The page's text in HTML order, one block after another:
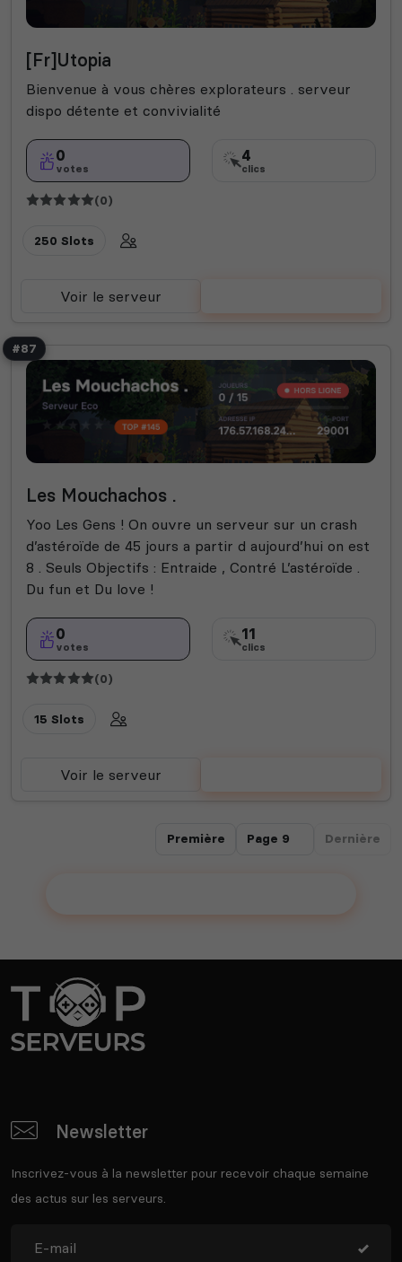
[Fr]Utopia
Bienvenue à vous chères explorateurs . serveur
dispo détente et convivialité
0
votes
4
clics
(0)
250 Slots
Voir le serveur
#87
Les Mouchachos .
Yoo Les Gens ! On ouvre un serveur sur un crash
d’astéroïde de 45 jours a partir d aujourd’hui on est
8 . Seuls Objectifs : Entraide , Contré L’astéroïde .
Du fun et Du love !
0
votes
11
clics
(0)
15 Slots
Voir le serveur
Première Dernière
Newsletter
Inscrivez-vous à la newsletter pour recevoir chaque semaine
des actus sur les serveurs.